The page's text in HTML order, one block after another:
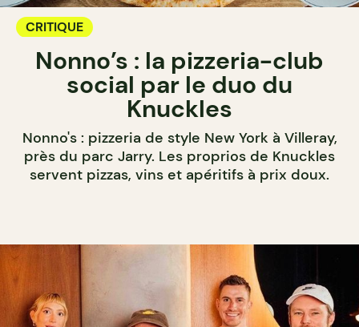
CRITIQUE
Nonno’s : la pizzeria-club
social par le duo du
Knuckles
Nonno's : pizzeria de style New York à Villeray,
près du parc Jarry. Les proprios de Knuckles
servent pizzas, vins et apéritifs à prix doux.